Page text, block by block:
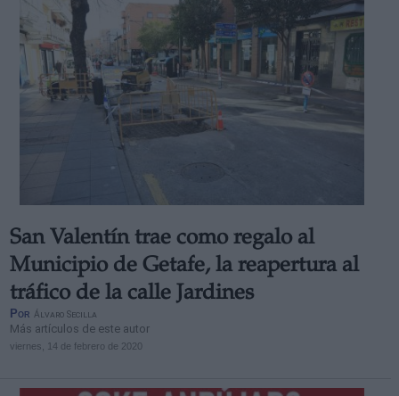
San Valentín trae como regalo al
Municipio de Getafe, la reapertura al
tráfico de la calle Jardines
Por Álvaro Secilla
Más artículos de este autor
viernes, 14 de febrero de 2020